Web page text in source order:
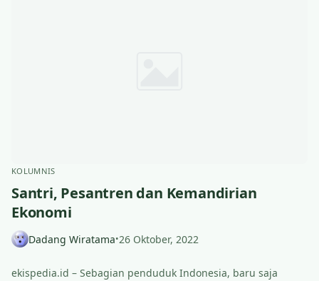
KOLUMNIS
Santri, Pesantren dan Kemandirian
Ekonomi
Dadang Wiratama•26 Oktober, 2022
ekispedia.id – Sebagian penduduk Indonesia, baru saja